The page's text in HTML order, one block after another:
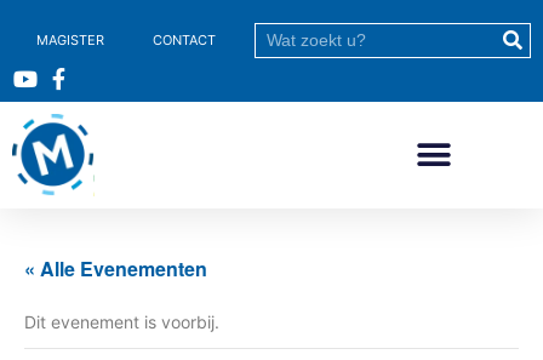
MAGISTER CONTACT
« Alle Evenementen
Dit evenement is voorbij.